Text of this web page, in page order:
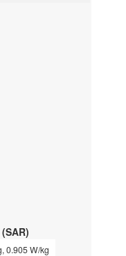
0.905 W/kg